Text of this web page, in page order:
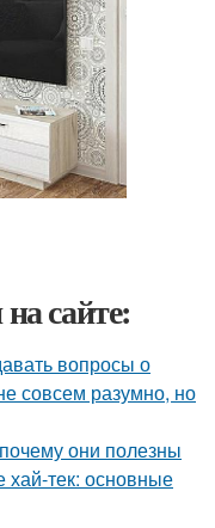
сайте:
вопросы о
совсем разумно, но
они полезны
тек: основные